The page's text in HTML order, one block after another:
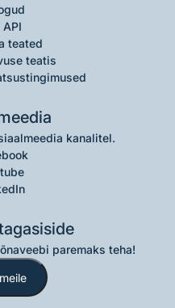
API
teated
teatis
kanalitel.
paremaks teha!